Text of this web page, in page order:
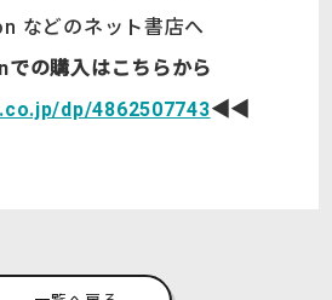
などのネット書店へ
の購入はこちらから
dp/4862507743◀◀